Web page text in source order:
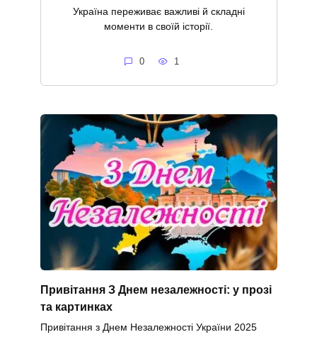
Україна переживає важливі й складні
моменти в своїй історії.
0 1
Привітання З Днем незалежності: у прозі
та картинках
Привітання з Днем Незалежності України 2025